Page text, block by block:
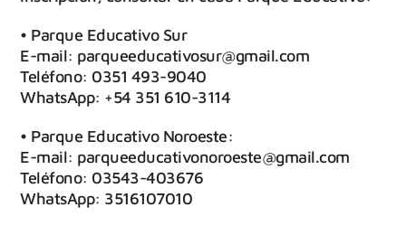
• Parque Educativo Sur
E-mail: parqueeducativosur@gmail.com
Teléfono: 0351 493-9040
WhatsApp: +54 351 610-3114
• Parque Educativo Noroeste:
E-mail: parqueeducativonoroeste@gmail.com
Teléfono: 03543-403676
WhatsApp: 3516107010